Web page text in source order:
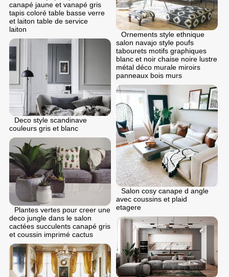
canapé jaune et vanapé gris
tapis coloré table basse verre
et laiton table de service
laiton
Ornements style ethnique
salon navajo style poufs
tabourets motifs graphiques
blanc et noir chaise noire lustre
métal déco murale miroirs
panneaux bois murs
Deco style scandinave
couleurs gris et blanc
Salon cosy canape d angle
avec coussins et plaid
etagere
Plantes vertes pour creer une
deco jungle dans le salon
cactées succulents canapé gris
et coussin imprimé cactus